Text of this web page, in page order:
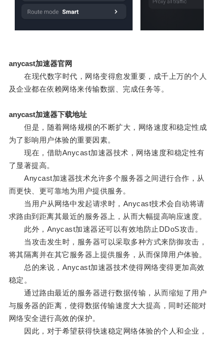
anycast加速器官网
在现代数字时代，网络变得愈发重要，成千上万的个人
及企业都在依赖网络来传输数据、完成任务等。
anycast加速器下载地址
但是，随着网络规模的不断扩大，网络速度和稳定性成
为了影响用户体验的重要因素。
现在，借助Anycast加速器技术，网络速度和稳定性有
了显著提高。
Anycast加速器技术允许多个服务器之间进行合作，从
而更快、更可靠地为用户提供服务。
当用户从网络中发起请求时，Anycast技术会自动将请
求路由到距离其最近的服务器上，从而大幅提高响应速度。
此外，Anycast加速器还可以有效地防止DDoS攻击。
当攻击发生时，服务器可以采取多种方式来防御攻击，
将其隔离并在其它服务器上提供服务，从而保障用户体验。
总的来说，Anycast加速器技术使得网络变得更加高效
稳定。
通过路由最近的服务器进行数据传输，从而缩短了用户
与服务器的距离，使得数据传输速度大大提高，同时还能对
网络安全进行高效的保护。
因此，对于希望获得快速稳定网络体验的个人和企业，